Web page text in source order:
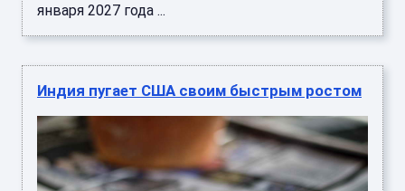
января 2027 года ...
Индия пугает США своим быстрым ростом